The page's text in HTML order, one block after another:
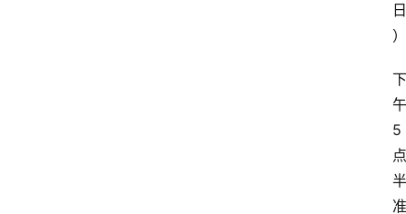
日
）
下
午
5
点
半
准